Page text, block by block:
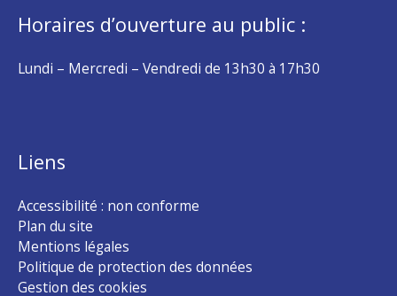
Horaires d’ouverture au public :
Lundi – Mercredi – Vendredi de 13h30 à 17h30
Liens
Accessibilité : non conforme
Plan du site
Mentions légales
Politique de protection des données
Gestion des cookies